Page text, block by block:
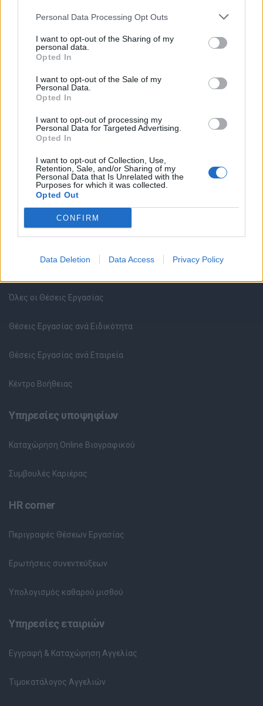
Personal Data Processing Opt Outs
I want to opt-out of the Sharing of my
personal data.
Opted In
I want to opt-out of the Sale of my
Personal Data.
Opted In
I want to opt-out of processing my
Personal Data for Targeted Advertising.
Opted In
I want to opt-out of Collection, Use,
Retention, Sale, and/or Sharing of my
Personal Data that Is Unrelated with the
Purposes for which it was collected.
Opted Out
CONFIRM
Data Deletion Data Access Privacy Policy
Θα αξιολογηθεί το σύνολο των αιτήσεων και θα κληθούν για
προφίλ της θέσης εργασίας. Με την αποστολή του
βιογραφικού σας συναινείτε στην επεξεργασία των
προσωπικών σας δεδομένων, στα πλαίσια του Γενικού
(GDPR) και του Ν. 4624/2019.
Όλες οι Θέσεις Εργασίας
Θέσεις Εργασίας ανά Ειδικότητα
Θέσεις Εργασίας ανά Εταιρεία
Κέντρο Βοήθειας
Υπηρεσίες υποψηφίων
Καταχώρηση Online Βιογραφικού
Συμβουλές Καριέρας
HR corner
Περιγραφές Θέσεων Εργασίας
Ερωτήσεις συνεντεύξεων
Υπολογισμός καθαρού μισθού
Υπηρεσίες εταιριών
Εγγραφή & Καταχώρηση Αγγελίας
Τιμοκατάλογος Αγγελιών